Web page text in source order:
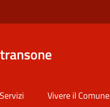
Servizi Vivere il Comune